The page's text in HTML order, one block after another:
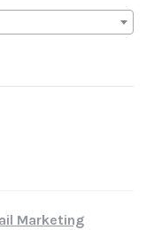
Marketing